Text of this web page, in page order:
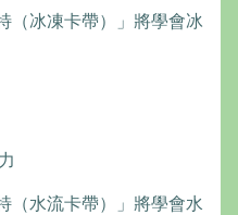
（冰凍卡帶）」將學會冰
（水流卡帶）」將學會水